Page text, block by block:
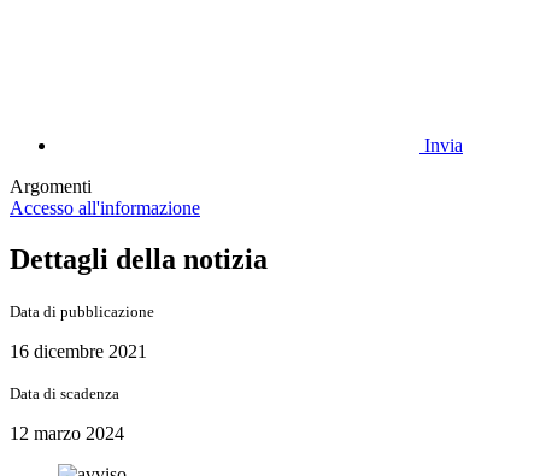
Invia
Argomenti
Accesso all'informazione
Dettagli della notizia
Data di pubblicazione
16 dicembre 2021
Data di scadenza
12 marzo 2024